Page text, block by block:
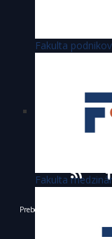
Fakulta
Fakulta
Preberanie textov, fotografií